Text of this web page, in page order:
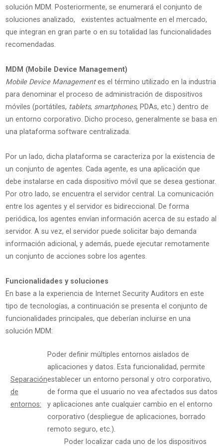
solución MDM. Posteriormente, se enumerará el conjunto de
soluciones analizado, existentes actualmente en el mercado,
que integran en gran parte o en su totalidad las funcionalidades
recomendadas.
MDM (Mobile Device Management)
Mobile Device Managementes el término utilizado en la industria
para denominar el proceso de administración de dispositivos
móviles (portátiles, tablets, smartphones, PDAs, etc.) dentro de
un entorno corporativo. Dicho proceso, generalmente se basa en
una plataforma software centralizada.
Por un lado, dicha plataforma se caracteriza por la existencia de
un conjunto de agentes. Cada agente, es una aplicación que
debe instalarse en cada dispositivo móvil que se desea gestionar.
Por otro lado, se encuentra el servidor central. La comunicación
entre los agentes y el servidor es bidireccional. De forma
periódica, los agentes envían información acerca de su estado al
servidor. A su vez, el servidor puede solicitar bajo demanda
información adicional, y además, puede ejecutar remotamente
un conjunto de acciones sobre los agentes.
Funcionalidades y soluciones
En base a la experiencia de Internet Security Auditors en este
tipo de tecnologías, a continuación se presenta el conjunto de
funcionalidades principales, que deberían incluirse en una
solución MDM:
Separación
de
entornos:
Poder definir múltiples entornos aislados de
aplicaciones y datos. Esta funcionalidad, permite
establecer un entorno personal y otro corporativo,
de forma que el usuario no vea afectados sus datos
y aplicaciones ante cualquier cambio en el entorno
corporativo (despliegue de aplicaciones, borrado
remoto seguro, etc.).
Poder localizar cada uno de los dispositivos